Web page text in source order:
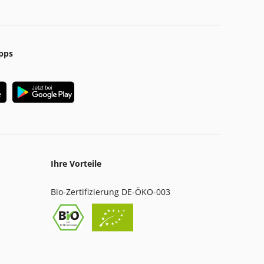
Ihre Vorteile
Bio-Zertifizierung DE-ÖKO-003